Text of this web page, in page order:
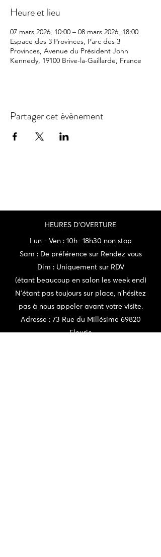
Heure et lieu
07 mars 2026, 10:00 – 08 mars 2026, 18:00
Espace des 3 Provinces, Parc des 3
Provinces, Avenue du Président John
Kennedy, 19100 Brive-la-Gaillarde, France
Partager cet événement
HEURES D'OVERTURE
Lun - Ven : 10h- 18h30 non stop
Sam : De préférence sur Rendez vous
Dim : Uniquement sur RDV
(étant beaucoup en salon les week end)
N'étant pas toujours sur place, n'hésitez
pas à nous appeler avant votre visite.
Adresse : 73 Rue du Millésime 69820
Fleurie